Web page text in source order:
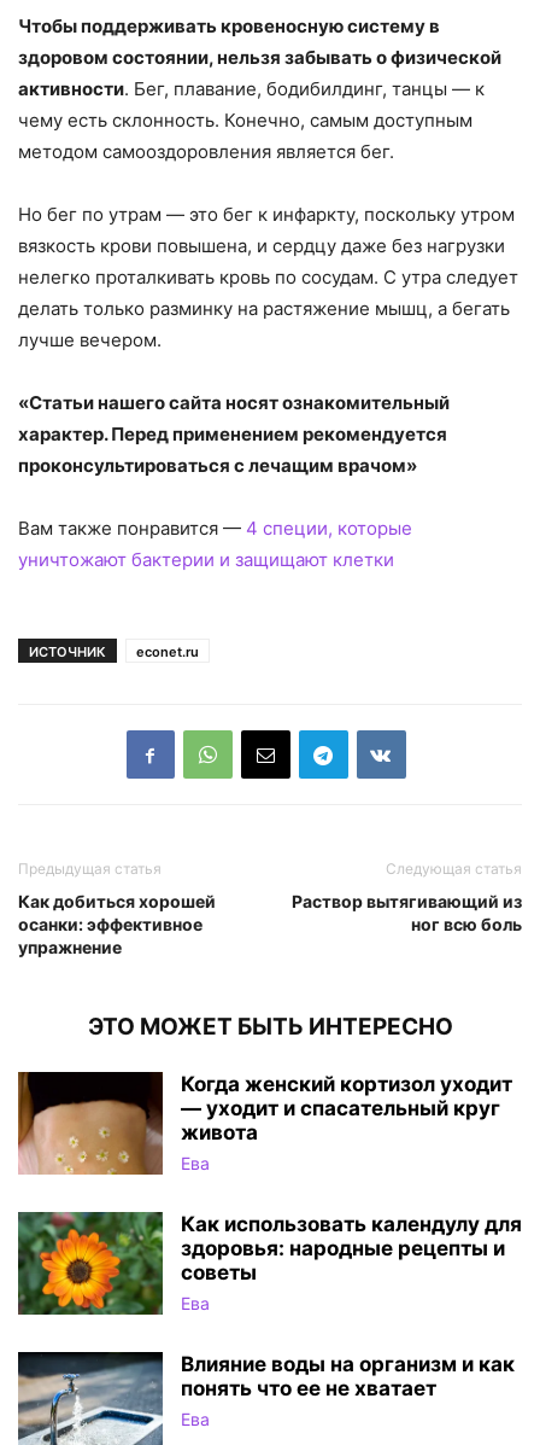
Чтобы поддерживать кровеносную систему в
здоровом состоянии, нельзя забывать о физической
активности. Бег, плавание, бодибилдинг, танцы — к
чему есть склонность. Конечно, самым доступным
методом самооздоровления является бег.
Но бег по утрам — это бег к инфаркту, поскольку утром
вязкость крови повышена, и сердцу даже без нагрузки
нелегко проталкивать кровь по сосудам. С утра следует
делать только разминку на растяжение мышц, а бегать
лучше вечером.
«Статьи нашего сайта носят ознакомительный
характер. Перед применением рекомендуется
проконсультироваться с лечащим врачом»
Вам также понравится — 4 специи, которые
уничтожают бактерии и защищают клетки
ИСТОЧНИК econet.ru
Предыдущая статья
Как добиться хорошей
осанки: эффективное
упражнение
Следующая статья
Раствор вытягивающий из
ног всю боль
ЭТО МОЖЕТ БЫТЬ ИНТЕРЕСНО
Когда женский кортизол уходит
— уходит и спасательный круг
живота
Ева
Как использовать календулу для
здоровья: народные рецепты и
советы
Ева
Влияние воды на организм и как
понять что ее не хватает
Ева